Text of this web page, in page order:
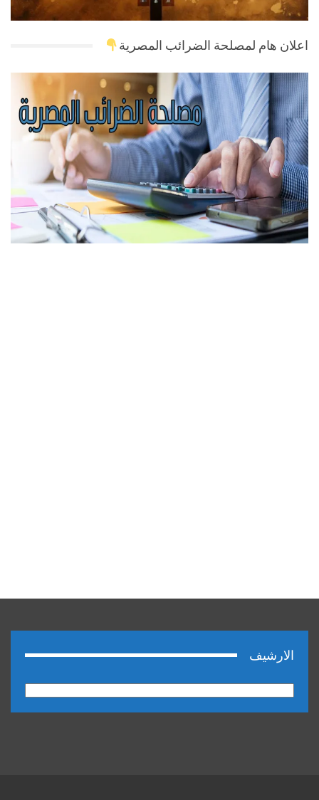
اعلان هام لمصلحة الضرائب المصرية
الارشيف